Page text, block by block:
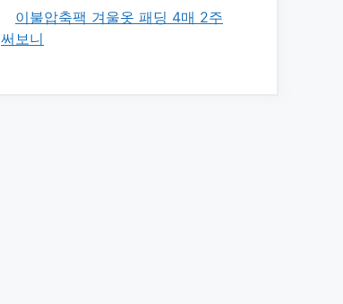
이불압축팩 겨울옷 패딩 4매 2주
써보니